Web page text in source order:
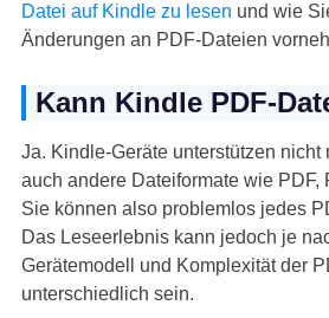
Datei auf Kindle zu lesen und wie
Änderungen an PDF-Dateien
Kann Kindle PDF-
Ja. Kindle-Geräte unterstützen nicht
auch andere Dateiformate wie PDF,
Sie können also problemlos jedes
Das Leseerlebnis kann jedoch je
Gerätemodell und Komplexität der
unterschiedlich sein.